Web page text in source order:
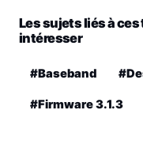
Les sujets liés à
intéresser
#Baseband
#Firmware 3.1.3